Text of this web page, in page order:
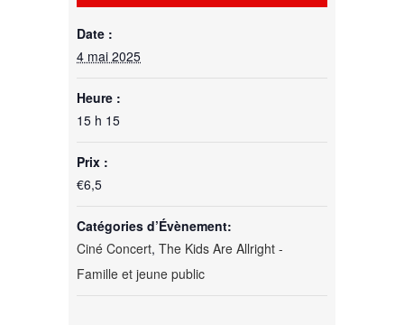
Date :
4 mai 2025
Heure :
15 h 15
Prix :
€6,5
Catégories d’Évènement:
Ciné Concert,The Kids Are Allright -
Famille et jeune public